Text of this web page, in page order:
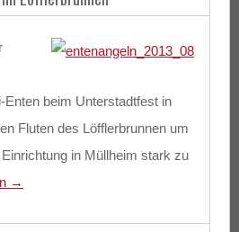
Enten beim Unterstadtfest in
Fluten des Löfflerbrunnen um
in Müllheim stark zu
→